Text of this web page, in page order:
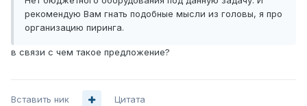
рекомендую Вам гнать подобные мысли из головы, я про
организацию пиринга.
в связи с чем такое предложение?
Вставить ник Цитата